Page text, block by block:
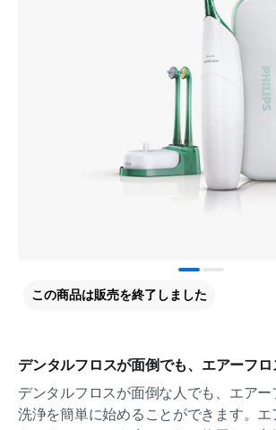
デンタルフロスが面倒でも、エアーフ
デンタルフロスが面倒な人でも、エアー
洗浄を簡単に始めることができます。
この商品は販売を終了しました